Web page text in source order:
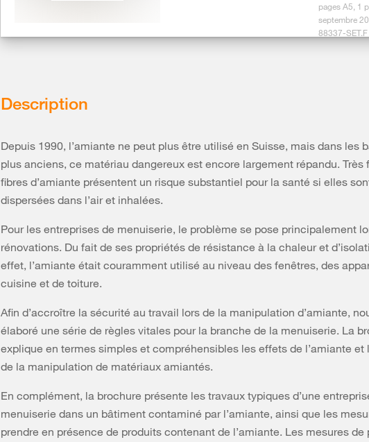
Tous les bâtiments construits avant 1990 sont susceptibles de
amiante.
pages A5, 1
septembre
88337-SET.F
Description
Depuis 1990, l’amiante ne peut plus être utilisé en Suisse, mais dans les
plus anciens, ce matériau dangereux est encore largement répandu. Très
fibres d’amiante présentent un risque substantiel pour la santé si elles
dispersées dans l’air et inhalées.
Pour les entreprises de menuiserie, le problème se pose principalement
rénovations. Du fait de ses propriétés de résistance à la chaleur et
effet, l’amiante était couramment utilisé au niveau des fenêtres, des
cuisine et de toiture.
Afin d’accroître la sécurité au travail lors de la manipulation d’amiante,
élaboré une série de règles vitales pour la branche de la menuiserie. La
explique en termes simples et compréhensibles les effets de l’amiante et
de la manipulation de matériaux amiantés.
En complément, la brochure présente les travaux typiques d’une
menuiserie dans un bâtiment contaminé par l’amiante, ainsi que les
prendre en présence de produits contenant de l’amiante. Les mesures de